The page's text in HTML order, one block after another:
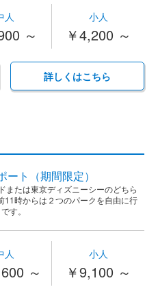
人
～
小人
￥4,200 ～
詳しくはこちら
ト（期間限定）
または東京ディズニーシーのどちら
11時からは２つのパークを自由に行
す。
人
～
小人
￥9,100 ～